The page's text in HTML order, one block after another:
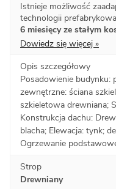
Istnieje możliwość
technologii
6 miesięcy ze stałym
Dowiedz się więcej »
Opis szczegółowy
Posadowienie budynku:
zewnętrzne: ściana
szkieletowa drewniana;
Konstrukcja dachu:
blacha; Elewacja: tynk;
Ogrzewanie
Strop
Drewniany